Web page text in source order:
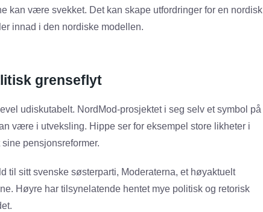
kan være svekket. Det kan skape utfordringer for en nordisk
innad i den nordiske modellen.
grenseflyt
udiskutabelt. NordMod-prosjektet i seg selv et symbol på
være i utveksling. Hippe ser for eksempel store likheter i
pensjonsreformer.
til sitt svenske søsterparti, Moderaterna, et høyaktuelt
Høyre har tilsynelatende hentet mye politisk og retorisk